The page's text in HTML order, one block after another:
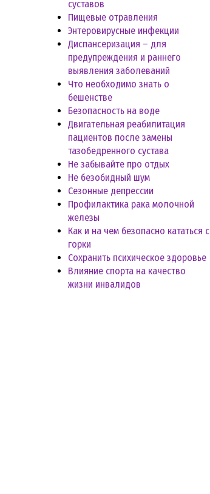
суставов
Пищевые отравления
Энтеровирусные инфекции
Диспансеризация – для
предупреждения и раннего
выявления заболеваний
Что необходимо знать о
бешенстве
Безопасность на воде
Двигательная реабилитация
пациентов после замены
тазобедренного сустава
Не забывайте про отдых
Не безобидный шум
Сезонные депрессии
Профилактика рака молочной
железы
Как и на чем безопасно кататься с
горки
Сохранить психическое здоровье
Влияние спорта на качество
жизни инвалидов